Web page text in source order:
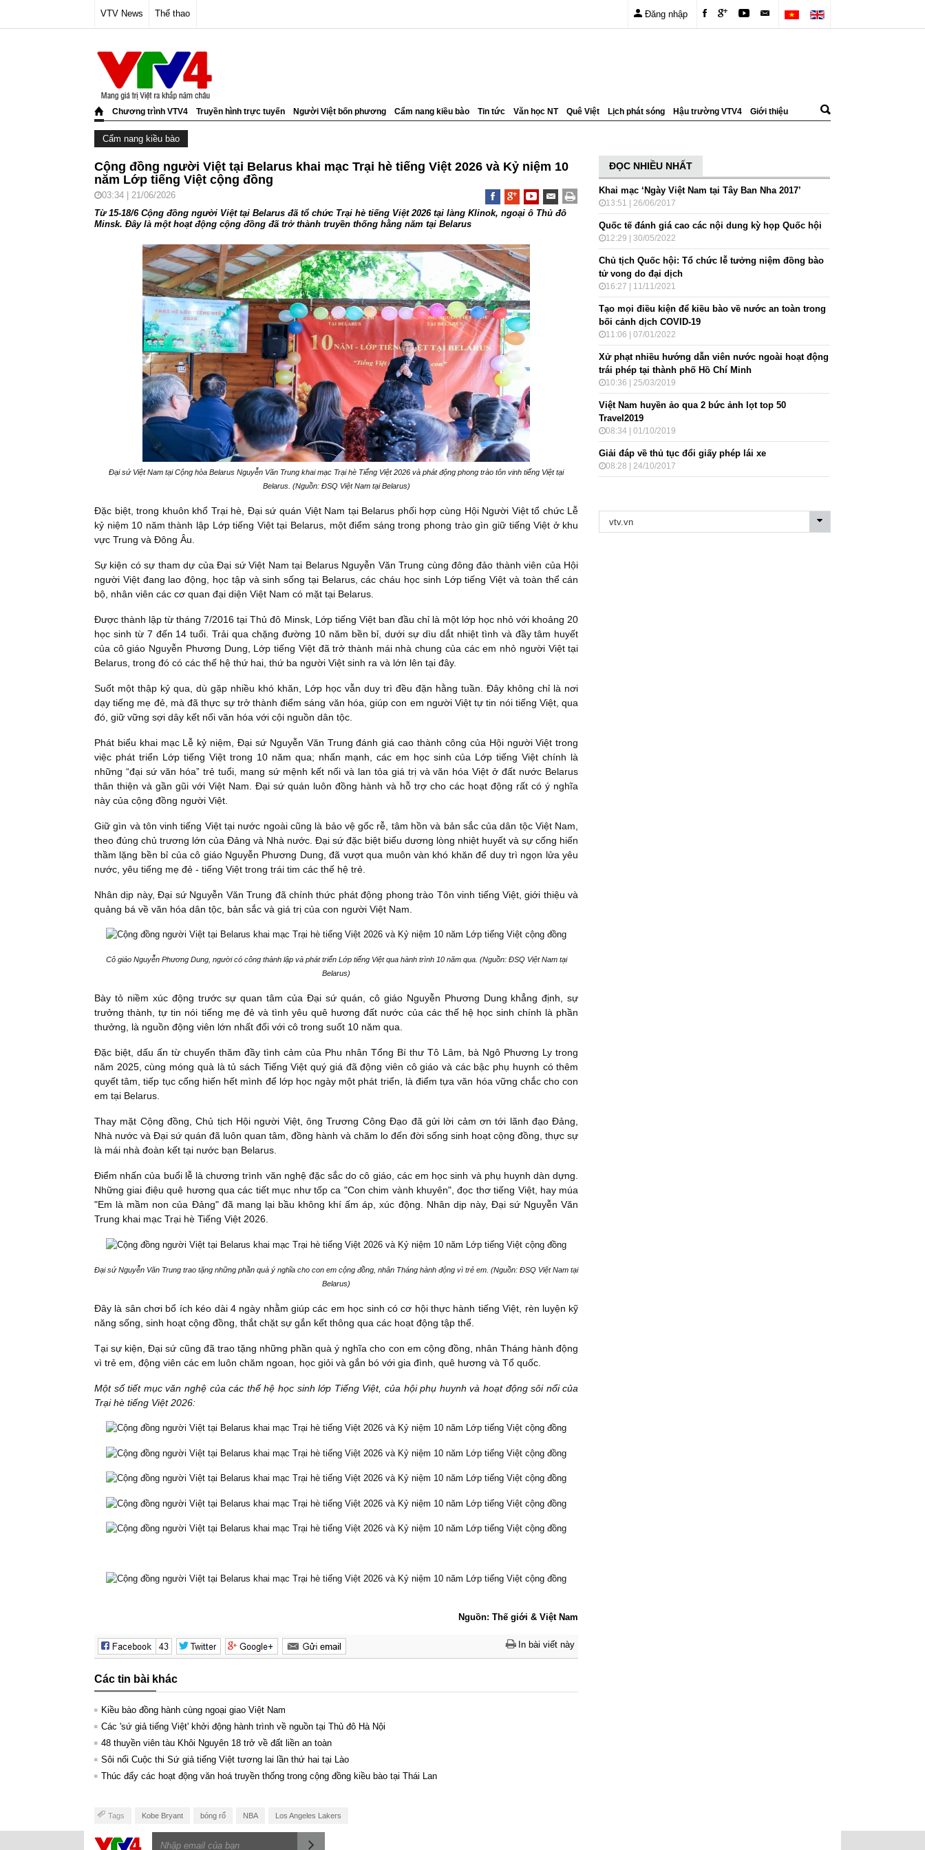
VTV News Thể thao Đăng nhập
Chương trình VTV4 Truyền hình trực tuyến Người Việt bốn phương Cẩm nang kiều bào Tin tức Văn học NT Quê Việt Lịch phát sóng Hậu trường VTV4 Giới thiệu
Cẩm nang kiều bào
Cộng đồng người Việt tại Belarus khai mạc Trại hè tiếng Việt 2026 và Kỷ niệm 10
năm Lớp tiếng Việt cộng đồng
03:34 | 21/06/2026
Từ 15-18/6 Cộng đồng người Việt tại Belarus đã tổ chức Trại hè tiếng Việt 2026 tại làng Klinok, ngoại ô Thủ đô
Minsk. Đây là một hoạt động cộng đồng đã trở thành truyền thống hằng năm tại Belarus
Đại sứ Việt Nam tại Cộng hòa Belarus Nguyễn Văn Trung khai mạc Trại hè Tiếng Việt 2026 và phát động phong trào tôn vinh tiếng Việt tại
Belarus. (Nguồn: ĐSQ Việt Nam tại Belarus)
Đặc biệt, trong khuôn khổ Trại hè, Đại sứ quán Việt Nam tại Belarus phối hợp cùng Hội Người Việt tổ chức Lễ
kỷ niệm 10 năm thành lập Lớp tiếng Việt tại Belarus, một điểm sáng trong phong trào gìn giữ tiếng Việt ở khu
vực Trung và Đông Âu.
Sự kiện có sự tham dự của Đại sứ Việt Nam tại Belarus Nguyễn Văn Trung cùng đông đảo thành viên của Hội
người Việt đang lao động, học tập và sinh sống tại Belarus, các cháu học sinh Lớp tiếng Việt và toàn thể cán
bộ, nhân viên các cơ quan đại diện Việt Nam có mặt tại Belarus.
Được thành lập từ tháng 7/2016 tại Thủ đô Minsk, Lớp tiếng Việt ban đầu chỉ là một lớp học nhỏ với khoảng 20
học sinh từ 7 đến 14 tuổi. Trải qua chặng đường 10 năm bền bỉ, dưới sự dìu dắt nhiệt tình và đầy tâm huyết
của cô giáo Nguyễn Phương Dung, Lớp tiếng Việt đã trở thành mái nhà chung của các em nhỏ người Việt tại
Belarus, trong đó có các thế hệ thứ hai, thứ ba người Việt sinh ra và lớn lên tại đây.
Suốt một thập kỷ qua, dù gặp nhiều khó khăn, Lớp học vẫn duy trì đều đặn hằng tuần. Đây không chỉ là nơi
dạy tiếng mẹ đẻ, mà đã thực sự trở thành điểm sáng văn hóa, giúp con em người Việt tự tin nói tiếng Việt, qua
đó, giữ vững sợi dây kết nối văn hóa với cội nguồn dân tộc.
Phát biểu khai mạc Lễ kỷ niệm, Đại sứ Nguyễn Văn Trung đánh giá cao thành công của Hội người Việt trong
việc phát triển Lớp tiếng Việt trong 10 năm qua; nhấn mạnh, các em học sinh của Lớp tiếng Việt chính là
những “đại sứ văn hóa” trẻ tuổi, mang sứ mệnh kết nối và lan tỏa giá trị và văn hóa Việt ở đất nước Belarus
thân thiện và gần gũi với Việt Nam. Đại sứ quán luôn đồng hành và hỗ trợ cho các hoạt động rất có ý nghĩa
này của cộng đồng người Việt.
Giữ gìn và tôn vinh tiếng Việt tại nước ngoài cũng là bảo vệ gốc rễ, tâm hồn và bản sắc của dân tộc Việt Nam,
theo đúng chủ trương lớn của Đảng và Nhà nước. Đại sứ đặc biệt biểu dương lòng nhiệt huyết và sự cống hiến
thầm lặng bền bỉ của cô giáo Nguyễn Phương Dung, đã vượt qua muôn vàn khó khăn để duy trì ngọn lửa yêu
nước, yêu tiếng mẹ đẻ - tiếng Việt trong trái tim các thế hệ trẻ.
Nhân dịp này, Đại sứ Nguyễn Văn Trung đã chính thức phát động phong trào Tôn vinh tiếng Việt, giới thiệu và
quảng bá về văn hóa dân tộc, bản sắc và giá trị của con người Việt Nam.
Cô giáo Nguyễn Phương Dung, người có công thành lập và phát triển Lớp tiếng Việt qua hành trình 10 năm qua. (Nguồn: ĐSQ Việt Nam tại
Belarus)
Bày tỏ niềm xúc động trước sự quan tâm của Đại sứ quán, cô giáo Nguyễn Phương Dung khẳng định, sự
trưởng thành, tự tin nói tiếng mẹ đẻ và tình yêu quê hương đất nước của các thế hệ học sinh chính là phần
thưởng, là nguồn động viên lớn nhất đối với cô trong suốt 10 năm qua.
Đặc biệt, dấu ấn từ chuyến thăm đầy tình cảm của Phu nhân Tổng Bí thư Tô Lâm, bà Ngô Phương Ly trong
năm 2025, cùng móng quà là tủ sách Tiếng Việt quý giá đã động viên cô giáo và các bậc phụ huynh có thêm
quyết tâm, tiếp tục cống hiến hết mình để lớp học ngày một phát triển, là điểm tựa văn hóa vững chắc cho con
em tại Belarus.
Thay mặt Cộng đồng, Chủ tịch Hội người Việt, ông Trương Công Đạo đã gửi lời cảm ơn tới lãnh đạo Đảng,
Nhà nước và Đại sứ quán đã luôn quan tâm, đồng hành và chăm lo đến đời sống sinh hoạt cộng đồng, thực sự
là mái nhà đoàn kết tại nước bạn Belarus.
Điểm nhấn của buổi lễ là chương trình văn nghệ đặc sắc do cô giáo, các em học sinh và phụ huynh dàn dựng.
Những giai điệu quê hương qua các tiết mục như tốp ca "Con chim vành khuyên", đọc thơ tiếng Việt, hay múa
"Em là mầm non của Đảng" đã mang lại bầu không khí ấm áp, xúc động. Nhân dịp này, Đại sứ Nguyễn Văn
Trung khai mạc Trại hè Tiếng Việt 2026.
Đại sứ Nguyễn Văn Trung trao tặng những phần quà ý nghĩa cho con em cộng đồng, nhân Tháng hành động vì trẻ em. (Nguồn: ĐSQ Việt Nam tại
Belarus)
Đây là sân chơi bổ ích kéo dài 4 ngày nhằm giúp các em học sinh có cơ hội thực hành tiếng Việt, rèn luyện kỹ
năng sống, sinh hoạt cộng đồng, thắt chặt sự gắn kết thông qua các hoạt động tập thể.
Tại sự kiện, Đại sứ cũng đã trao tặng những phần quà ý nghĩa cho con em cộng đồng, nhân Tháng hành động
vì trẻ em, động viên các em luôn chăm ngoan, học giỏi và gắn bó với gia đình, quê hương và Tổ quốc.
Một số tiết mục văn nghệ của các thế hệ học sinh lớp Tiếng Việt, của hội phụ huynh và hoạt động sôi nổi của
Trại hè tiếng Việt 2026:
Nguồn: Thế giới & Việt Nam
In bài viết này
Các tin bài khác
Kiều bào đồng hành cùng ngoại giao Việt Nam
Các 'sứ giả tiếng Việt' khởi động hành trình về nguồn tại Thủ đô Hà Nội
48 thuyền viên tàu Khôi Nguyên 18 trở về đất liền an toàn
Sôi nổi Cuộc thi Sứ giả tiếng Việt tương lai lần thứ hai tại Lào
Thúc đẩy các hoạt động văn hoá truyền thống trong cộng đồng kiều bào tại Thái Lan
Tags Kobe Bryant bóng rổ NBA Los Angeles Lakers
ĐỌC NHIỀU NHẤT
Khai mạc ‘Ngày Việt Nam tại Tây Ban Nha 2017’
13:51 | 26/06/2017
Quốc tế đánh giá cao các nội dung kỳ họp Quốc hội
12:29 | 30/05/2022
Chủ tịch Quốc hội: Tổ chức lễ tưởng niệm đồng bào
tử vong do đại dịch
16:27 | 11/11/2021
Tạo mọi điều kiện để kiều bào về nước an toàn trong
bối cảnh dịch COVID-19
11:06 | 07/01/2022
Xử phạt nhiều hướng dẫn viên nước ngoài hoạt động
trái phép tại thành phố Hồ Chí Minh
10:36 | 25/03/2019
Việt Nam huyền ảo qua 2 bức ảnh lọt top 50
Travel2019
08:34 | 01/10/2019
Giải đáp về thủ tục đổi giấy phép lái xe
08:28 | 24/10/2017